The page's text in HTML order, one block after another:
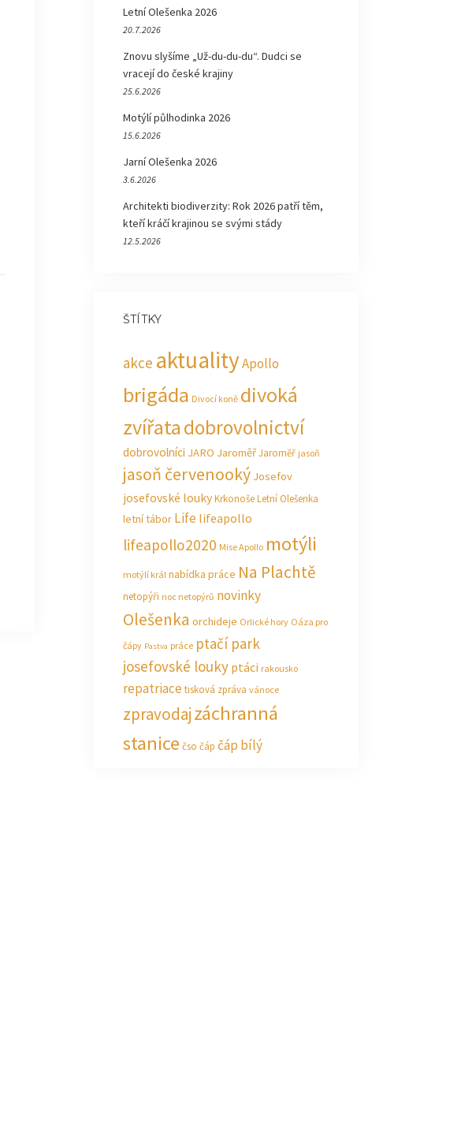
Letní Olešenka 2026
20.7.2026
Znovu slyšíme „Už-du-du-du“. Dudci se
vracejí do české krajiny
25.6.2026
Motýlí půlhodinka 2026
15.6.2026
Jarní Olešenka 2026
3.6.2026
Architekti biodiverzity: Rok 2026 patří těm,
kteří kráčí krajinou se svými stády
12.5.2026
ŠTÍTKY
akce aktualityApollo
brigáda Divocí koně divoká
zvířatadobrovolnictví
dobrovolníci JARO JaroměřJaroměř jasoň
jasoň červenooký Josefov
josefovské loukyKrkonošeLetní Olešenka
letní tábor Life lifeapollo
lifeapollo2020 Mise Apollo motýli
motýlí král nabídka práce Na Plachtě
netopýři noc netopýrů novinky
Olešenka orchideje Orlické hory Oáza pro
čápy Pastva práce ptačí park
josefovské louky ptáci rakousko
repatriacetisková zpráva vánoce
zpravodajzáchranná
stanice čso čáp čáp bílý